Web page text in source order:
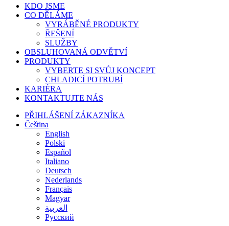
Zavřít
nabídku
KDO JSME
CO DĚLÁME
VYRÁBĚNÉ PRODUKTY
ŘEŠENÍ
SLUŽBY
OBSLUHOVANÁ ODVĚTVÍ
PRODUKTY
VYBERTE SI SVŮJ KONCEPT
CHLADICÍ POTRUBÍ
KARIÉRA
KONTAKTUJTE NÁS
PŘIHLÁŠENÍ ZÁKAZNÍKA
Čeština
English
Polski
Español
Italiano
Deutsch
Nederlands
Français
Magyar
العربية‏
Русский